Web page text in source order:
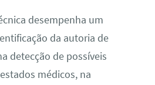
desempenha um
da autoria de
detecção de possíveis
médicos, na